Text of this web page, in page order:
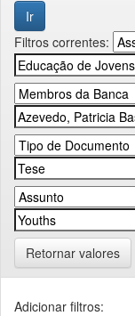
Filtros correntes:
Retornar valores
Adicionar filtros: